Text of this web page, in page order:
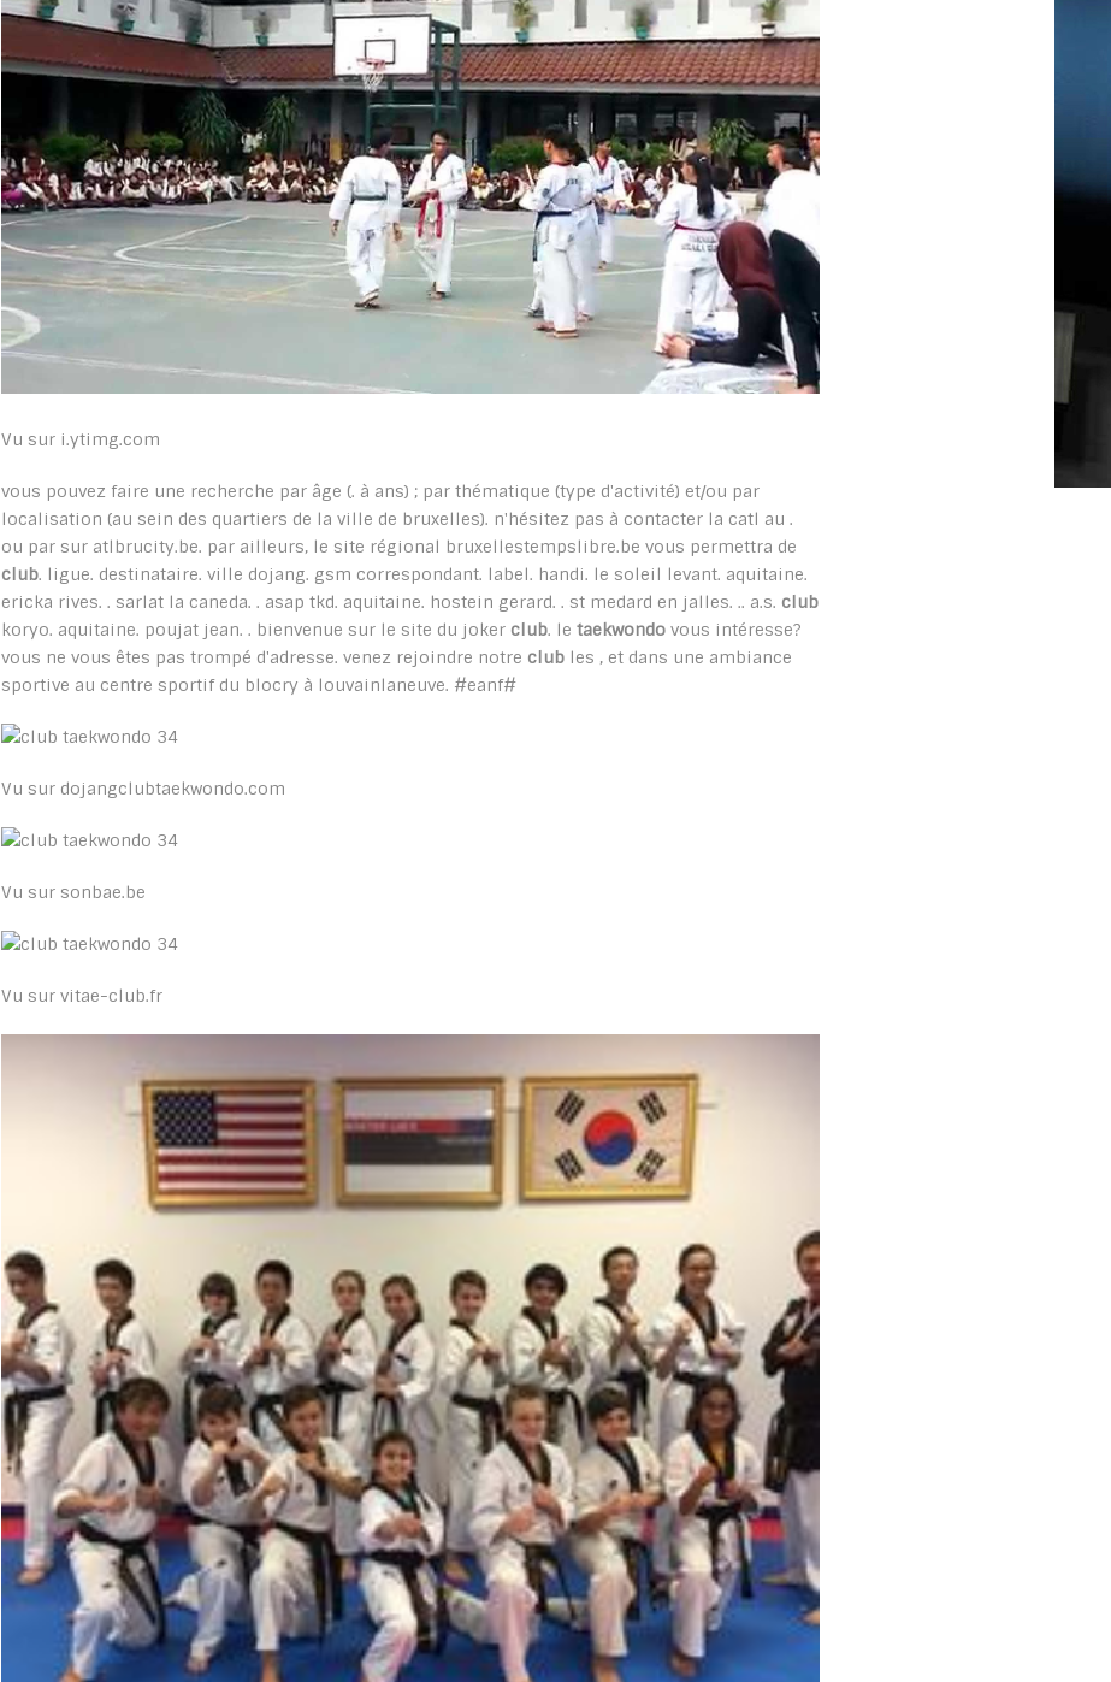
Vu sur i.ytimg.com
vous pouvez faire une recherche par âge (. à ans) ; par thématique (type d'activité) et/ou par
localisation (au sein des quartiers de la ville de bruxelles). n'hésitez pas à contacter la catl au .
ou par sur atlbrucity.be. par ailleurs, le site régional bruxellestempslibre.be vous permettra de
club. ligue. destinataire. ville dojang. gsm correspondant. label. handi. le soleil levant. aquitaine.
ericka rives. . sarlat la caneda. . asap tkd. aquitaine. hostein gerard. . st medard en jalles. .. a.s. club
koryo. aquitaine. poujat jean. . bienvenue sur le site du joker club. letaekwondo vous intéresse?
vous ne vous êtes pas trompé d'adresse. venez rejoindre notre club les , et dans une ambiance
sportive au centre sportif du blocry à louvainlaneuve. #eanf#
Vu sur dojangclubtaekwondo.com
Vu sur sonbae.be
Vu sur vitae-club.fr